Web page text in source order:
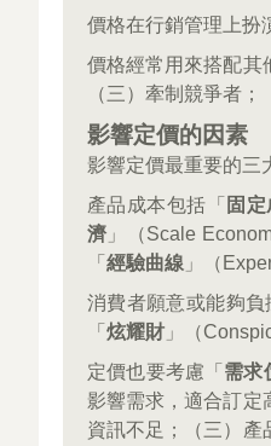
價格在行銷管理上扮
價格經常用來搭配其
（三）牽制競爭者
影響定價的因素
影響定價最重要的三
產品成本包括「 固
濟 」（Scale
「 經驗曲線 」（
消費者願意或能夠
「 炫耀財 」（
定價也要考慮「 需求
影響需求，適合訂定
資訊不足；（三）產